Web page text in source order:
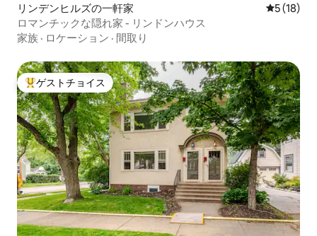
リンデンヒルズの一軒家 レビュー
5 (18)
ロマンチックな隠れ家 - リンドンハウス
家族 · ロケーション · 間取り
大好評のゲストチョイスです。
ゲストチョイス